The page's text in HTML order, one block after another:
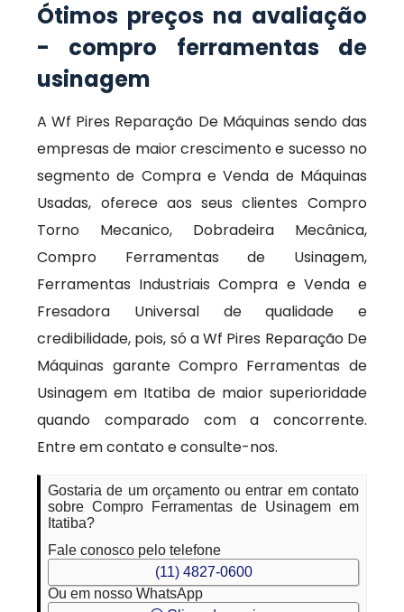
Ótimos preços na avaliação
- compro ferramentas de
usinagem
A Wf Pires Reparação De Máquinas sendo das
empresas de maior crescimento e sucesso no
segmento de Compra e Venda de Máquinas
Usadas, oferece aos seus clientes Compro
Torno Mecanico, Dobradeira Mecânica,
Compro Ferramentas de Usinagem,
Ferramentas Industriais Compra e Venda e
Fresadora Universal de qualidade e
credibilidade, pois, só a Wf Pires Reparação De
Máquinas garante Compro Ferramentas de
Usinagem em Itatiba de maior superioridade
quando comparado com a concorrente.
Entre em contato e consulte-nos.
Gostaria de um orçamento ou entrar em contato
sobre Compro Ferramentas de Usinagem em
Itatiba?
Fale conosco pelo telefone
(11) 4827-0600
Ou em nosso WhatsApp